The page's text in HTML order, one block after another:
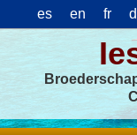
es en fr